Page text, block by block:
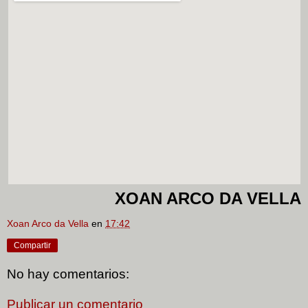
XOAN ARCO DA VELLA
Xoan Arco da Vella en 17:42
Compartir
No hay comentarios:
Publicar un comentario